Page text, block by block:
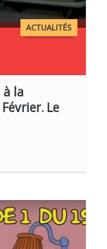
ACTUALITÉS
la
Le